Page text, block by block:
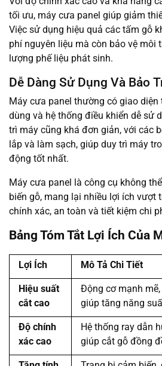
tối ưu, máy cưa panel giúp giảm
Việc sử dụng hiệu quả các tấm gỗ
phí nguyên liệu mà còn bảo vệ môi
lượng phế liệu phát sinh.
Dễ Dàng Sử Dụng Và Bảo
Máy cưa panel thường có giao
dùng và hệ thống điều khiển dễ sử
trì máy cũng khá đơn giản, với các
lắp và làm sạch, giúp duy trì máy
động tốt nhất.
Máy cưa panel là công cụ không
biến gỗ, mang lại nhiều lợi ích vượt
chính xác, an toàn và tiết kiệm chi
Bảng Tóm Tắt Lợi Ích Của
Lợi Ích Mô Tả Chi Tiết
Hiệu suất
cắt cao
Động cơ mạnh
giúp tăng năng
Độ chính
xác cao
Hệ thống ray dẫn
giúp cắt gỗ đồng